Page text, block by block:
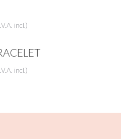
incl.)
incl.)